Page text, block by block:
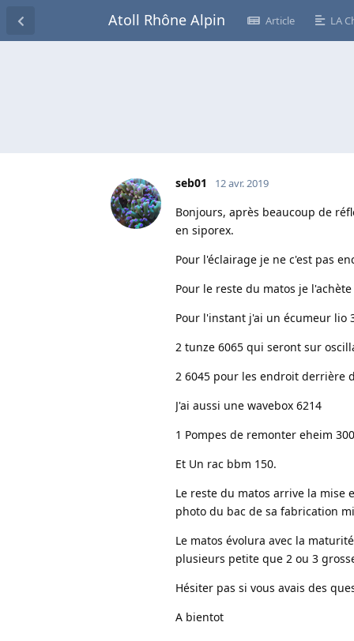
Atoll Rhône Alpin Article LA
seb01 12 avr. 2019
Bonjours, après beaucoup de
en siporex.
Pour l'éclairage je ne c'est pas
Pour le reste du matos je
Pour l'instant j'ai un écumeur lio
2 tunze 6065 qui seront sur
2 6045 pour les endroit derrière
J'ai aussi une wavebox 6214
1 Pompes de remonter eheim
Et Un rac bbm 150.
Le reste du matos arrive la mise
photo du bac de sa fabrication
Le matos évolura avec la
plusieurs petite que 2 ou 3
Hésiter pas si vous avais des
A bientot